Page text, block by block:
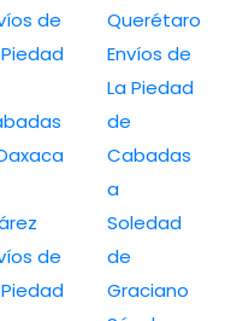
de
de
Querétaro
Envíos de
La Piedad
de
Cabadas
a
Soledad
de
Graciano